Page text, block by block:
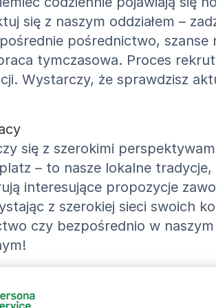
się z naszym oddziałem –
pośrednictwo,
tymczasowa. Proces
Wystarczy, że sprawdzisz
się z szerokimi
– to nasze lokalne
interesujące propozycje
z szerokiej sieci swoich
czy bezpośrednio w